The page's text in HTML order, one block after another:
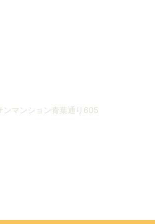
ンマンション青葉通り605